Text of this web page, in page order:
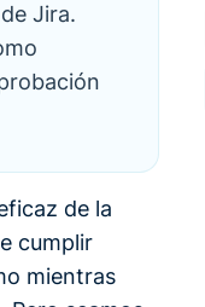
Jira.
de la
cumplir
mientras